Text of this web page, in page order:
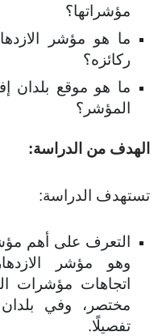
مؤشراتها؟
ما هو مؤشر الازدهار
ركائزه؟
ما هو موقع بلدان
المؤشر؟
من الدراسة:
الدراسة:
التعرف على أهم
وهو مؤشر الازدهار
اتجاهات مؤشرات
مختصر، وفي بلدان
تفصيلًا.